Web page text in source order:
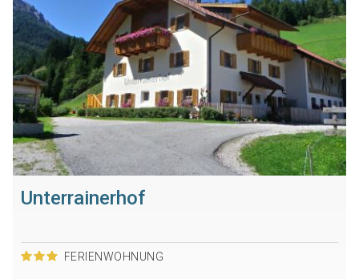
Unterrainerhof
FERIENWOHNUNG